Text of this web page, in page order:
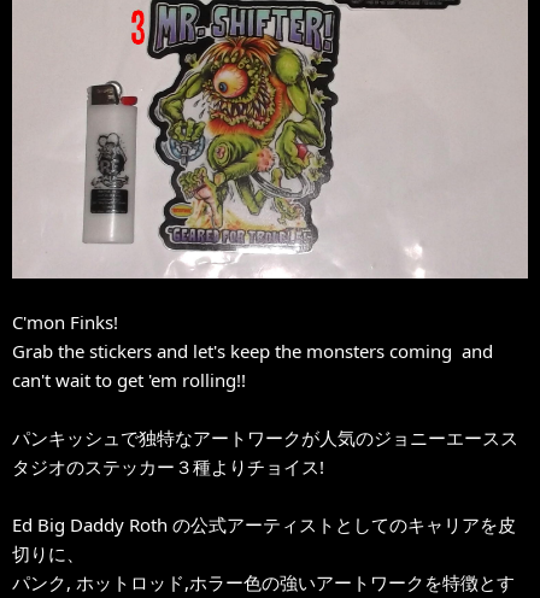
C'mon Finks!
Grab the stickers and let's keep the monsters coming and
can't wait to get 'em rolling!!
パンキッシュで独特なアートワークが人気のジョニーエースス
タジオのステッカー３種よりチョイス!
Ed Big Daddy Roth の公式アーティストとしてのキャリアを皮
切りに、
パンク, ホットロッド,ホラー色の強いアートワークを特徴とす